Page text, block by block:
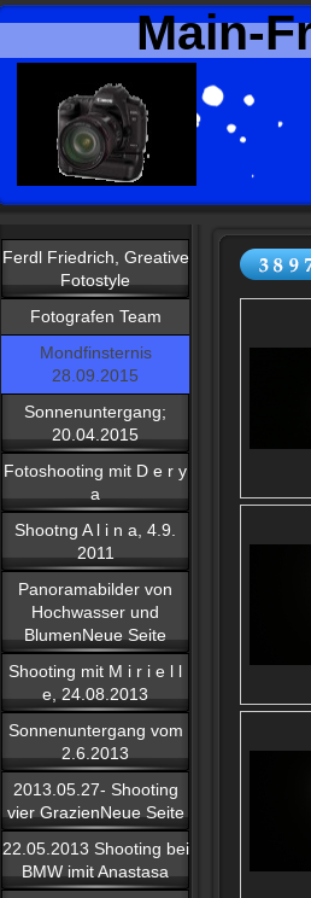
Main-
Ferdl Friedrich, Greative
Fotostyle
Fotografen Team
Mondfinsternis
28.09.2015
Sonnenuntergang;
20.04.2015
Fotoshooting mit D e r y
a
Shootng A l i n a, 4.9.
2011
Panoramabilder von
Hochwasser und
BlumenNeue Seite
Shooting mit M i r i e l l
e, 24.08.2013
Sonnenuntergang vom
2.6.2013
2013.05.27- Shooting
vier GrazienNeue Seite
22.05.2013 Shooting bei
BMW imit Anastasa